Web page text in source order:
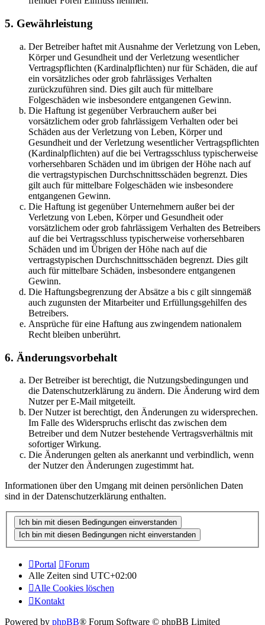
5. Gewährleistung
Der Betreiber haftet mit Ausnahme der Verletzung von Leben,
Körper und Gesundheit und der Verletzung wesentlicher
Vertragspflichten (Kardinalpflichten) nur für Schäden, die auf
ein vorsätzliches oder grob fahrlässiges Verhalten
zurückzuführen sind. Dies gilt auch für mittelbare
Folgeschäden wie insbesondere entgangenen Gewinn.
Die Haftung ist gegenüber Verbrauchern außer bei
vorsätzlichem oder grob fahrlässigem Verhalten oder bei
Schäden aus der Verletzung von Leben, Körper und
Gesundheit und der Verletzung wesentlicher Vertragspflichten
(Kardinalpflichten) auf die bei Vertragsschluss typischerweise
vorhersehbaren Schäden und im übrigen der Höhe nach auf
die vertragstypischen Durchschnittsschäden begrenzt. Dies
gilt auch für mittelbare Folgeschäden wie insbesondere
entgangenen Gewinn.
Die Haftung ist gegenüber Unternehmern außer bei der
Verletzung von Leben, Körper und Gesundheit oder
vorsätzlichem oder grob fahrlässigem Verhalten des Betreibers
auf die bei Vertragsschluss typischerweise vorhersehbaren
Schäden und im Übrigen der Höhe nach auf die
vertragstypischen Durchschnittsschäden begrenzt. Dies gilt
auch für mittelbare Schäden, insbesondere entgangenen
Gewinn.
Die Haftungsbegrenzung der Absätze a bis c gilt sinngemäß
auch zugunsten der Mitarbeiter und Erfüllungsgehilfen des
Betreibers.
Ansprüche für eine Haftung aus zwingendem nationalem
Recht bleiben unberührt.
6. Änderungsvorbehalt
Der Betreiber ist berechtigt, die Nutzungsbedingungen und
die Datenschutzerklärung zu ändern. Die Änderung wird dem
Nutzer per E-Mail mitgeteilt.
Der Nutzer ist berechtigt, den Änderungen zu widersprechen.
Im Falle des Widerspruchs erlischt das zwischen dem
Betreiber und dem Nutzer bestehende Vertragsverhältnis mit
sofortiger Wirkung.
Die Änderungen gelten als anerkannt und verbindlich, wenn
der Nutzer den Änderungen zugestimmt hat.
Informationen über den Umgang mit deinen persönlichen Daten
sind in der Datenschutzerklärung enthalten.
Portal
Forum
Alle Zeiten sind UTC+02:00
Alle Cookies löschen
Kontakt
Powered by phpBB® Forum Software © phpBB Limited